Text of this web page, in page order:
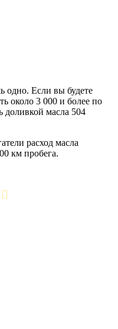
одно. Если вы будете
около 3 000 и более по
доливкой масла 504
расход масла
км пробега.